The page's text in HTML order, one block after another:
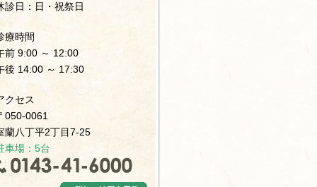
診日：日・祝祭日
療時間
前 9:00 ～ 12:00
後 14:00 ～ 17:30
クセス
050-0061
蘭八丁平2丁目7-25
車場：5台